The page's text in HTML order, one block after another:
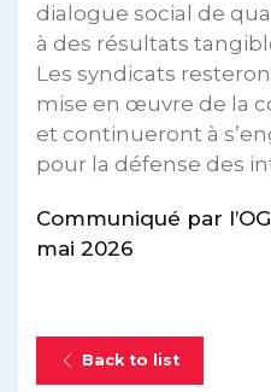
dialogue social de
à des résultats
Les syndicats
mise en œuvre de la
et continueront à
pour la défense des
Communiqué par
mai 2026
Back to list